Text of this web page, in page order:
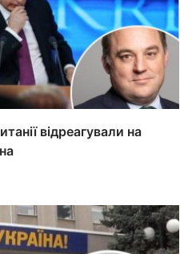
відреагували на